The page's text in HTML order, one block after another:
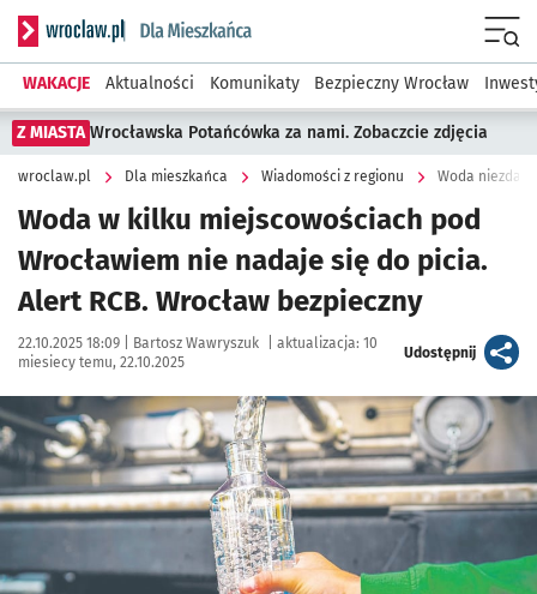
Serwis informacyjny wroclaw.pl podserwis: Dla mieszkańca
WAKACJE Aktualności Komunikaty Bezpieczny Wrocław
Z MIASTA Wrocławska Potańcówka za nami. Zobaczcie zdjęcia
wroclaw.pl Dla mieszkańca Wiadomości z regionu
Woda w kilku miejscowościach pod
Wrocławiem nie nadaje się do picia.
Alert RCB. Wrocław bezpieczny
Data publikacji:
22.10.2025 18:09 | Autor:
Bartosz Wawryszuk aktualizacja: 10
miesiecy temu, 22.10.2025
Udostępnijartykuł
Kliknij, aby powiększyć